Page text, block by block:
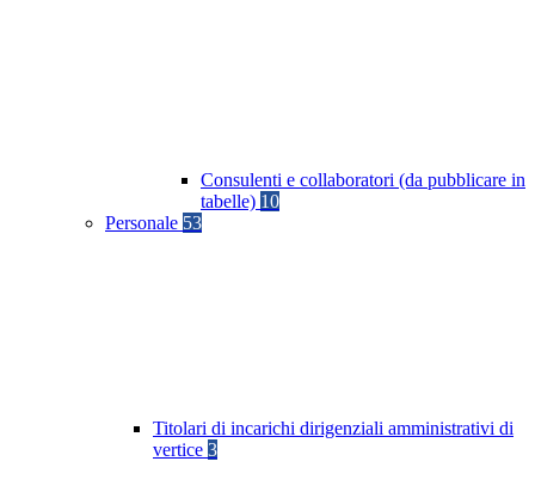
Consulenti e collaboratori (da pubblicare in
tabelle) 10
Personale 53
Titolari di incarichi dirigenziali amministrativi di
vertice 3